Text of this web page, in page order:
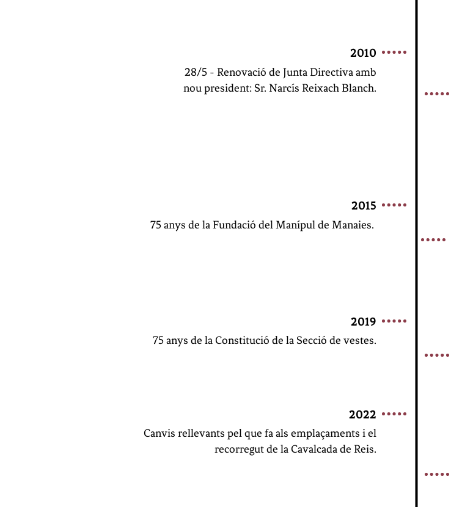
2010
28/5 - Renovació de Junta Directiva amb
nou president:Sr. Narcís Reixach Blanch.
2015
75 anys de la Fundació del Manípul de Manaies.
2019
75 anys de la Constitució de la Secció de vestes.
2022
Canvis rellevants pel que fa als emplaçaments i el
recorregut de la Cavalcada de Reis.